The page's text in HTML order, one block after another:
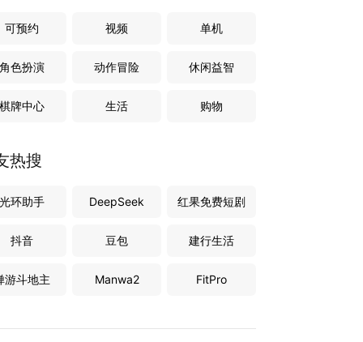
可预约 视频 单机
角色扮演 动作冒险 休闲益智
棋牌中心 生活 购物
热搜
光环助手 DeepSeek 红果免费短剧
抖音 豆包 建行生活
游斗地主 Manwa2 FitPro